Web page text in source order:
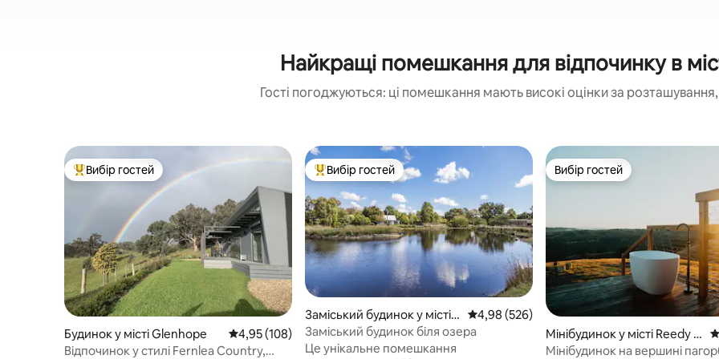
Найкращі помешкання для відпочинку в
Гості погоджуються: ці помешкання мають високі оцінки за
Топ вибір гостей
Вибір гостей
Будинок у місті Glenhope Середня оцінка: 4,95 з 5, відгуки: 108
4,95 (108)
Відпочинок у стилі Fernlea Country,
Топ вибір гостей
Вибір гостей
Заміський будинок у місті
Cobaw
Середня оцінка: 4,98 з 5, відгуки: 526
4,98 (526)
Заміський будинок біля озера
Це унікальне помешкання
Вибір гостей
Вибір гостей
Мінібудинок у місті Reedy C
reek
Мінібудинок на вершині